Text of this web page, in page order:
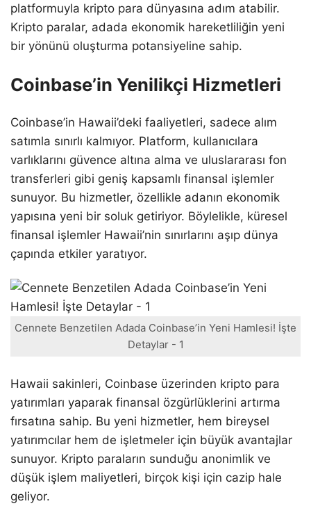
platformuyla kripto para dünyasına adım atabilir.
Kripto paralar, adada ekonomik hareketliliğin yeni
bir yönünü oluşturma potansiyeline sahip.
Coinbase’in Yenilikçi Hizmetleri
Coinbase’in Hawaii’deki faaliyetleri, sadece alım
satımla sınırlı kalmıyor. Platform, kullanıcılara
varlıklarını güvence altına alma ve uluslararası fon
transferleri gibi geniş kapsamlı finansal işlemler
sunuyor. Bu hizmetler, özellikle adanın ekonomik
yapısına yeni bir soluk getiriyor. Böylelikle, küresel
finansal işlemler Hawaii’nin sınırlarını aşıp dünya
çapında etkiler yaratıyor.
Cennete Benzetilen Adada Coinbase’in Yeni Hamlesi! İşte
Detaylar - 1
Hawaii sakinleri, Coinbase üzerinden kripto para
yatırımları yaparak finansal özgürlüklerini artırma
fırsatına sahip. Bu yeni hizmetler, hem bireysel
yatırımcılar hem de işletmeler için büyük avantajlar
sunuyor. Kripto paraların sunduğu anonimlik ve
düşük işlem maliyetleri, birçok kişi için cazip hale
geliyor.